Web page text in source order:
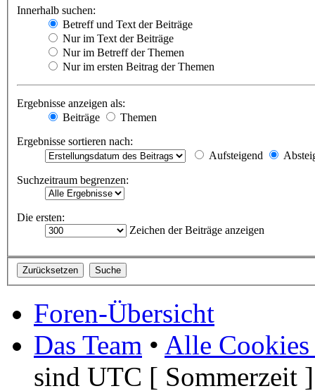
Innerhalb suchen:
Betreff und Text der Beiträge
Nur im Text der Beiträge
Nur im Betreff der Themen
Nur im ersten Beitrag der Themen
Ergebnisse anzeigen als:
Beiträge
Themen
Ergebnisse sortieren nach:
Aufsteigend
Suchzeitraum begrenzen:
Die ersten:
Zeichen der Beiträge anzeigen
Foren-Übersicht
Das Team • Alle Cookies
sind UTC [ Sommerzeit ]